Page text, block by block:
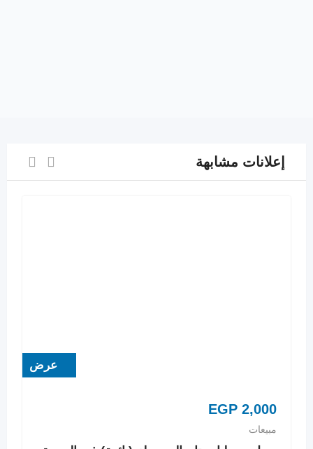
إعلانات مشابهة
عرض
EGP 2,000
مبيعات